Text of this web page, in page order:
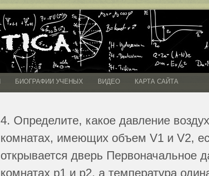
БИОГРАФИИ УЧЕНЫХ ВИДЕО КАРТА САЙТА
4. Определите, какое давление
комнатах, имеющих объем V1 и V2,
открывается дверь Первоначальное
комнатах р1 и р2, а температура